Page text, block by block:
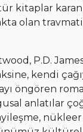
kitaplar
olan
P.D.
kendi
öngören
anlatılar
nükleer